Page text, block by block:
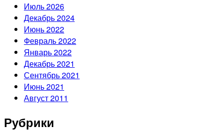
Июль 2026
Декабрь 2024
Июнь 2022
Февраль 2022
Январь 2022
Декабрь 2021
Сентябрь 2021
Июнь 2021
Август 2011
Рубрики